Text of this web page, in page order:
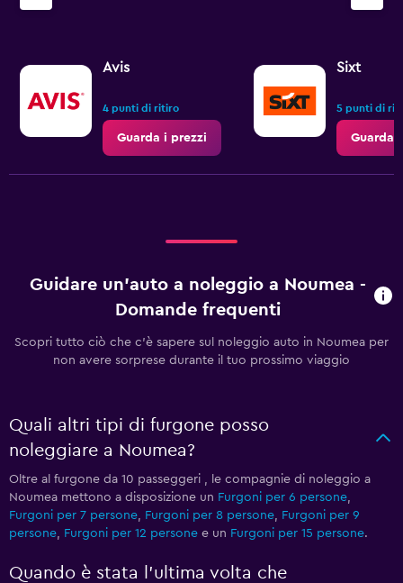
Avis
4 punti di ritiro
Guarda i prezzi
Sixt
5 punti di
Guarda
Guidare un'auto a noleggio a Noumea -
Domande frequenti
Scopri tutto ciò che c'è sapere sul noleggio auto in Noumea per
non avere sorprese durante il tuo prossimo viaggio
Quali altri tipi di furgone posso
noleggiare a Noumea?
Oltre al furgone da 10 passeggeri , le compagnie di noleggio a
Noumea mettono a disposizione un Furgoni per 6 persone,
Furgoni per 7 persone, Furgoni per 8 persone, Furgoni per 9
persone, Furgoni per 12 persone e un Furgoni per 15 persone.
Quando è stata l'ultima volta che